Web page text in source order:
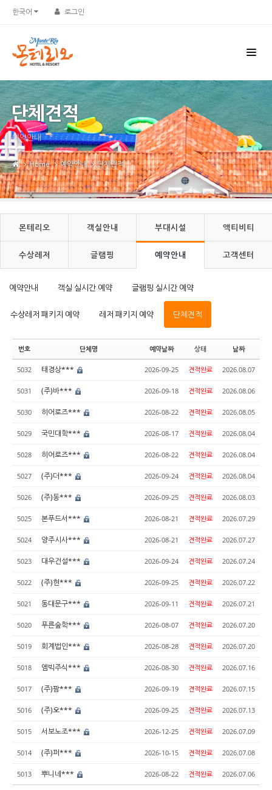
한국어 로그인
단체견적
예약안내
Home 예약안내 단체견적
몬테리오 객실안내 부대시설 액티비티
수상레저 글램핑 예약안내 고객센터
예약안내 객실 실시간 예약 글램핑 실시간 예약
수상레저 패키지 예약 레저 패키지 예약 단체견적
번호 단체명 예약날짜 상태 날짜
5032 태경상*** 2026-09-25 견적완료 2026.08.07
5031 (주)바*** 2026-09-18 견적완료 2026.08.06
5030 히어로즈*** 2026-08-22 견적완료 2026.08.05
5029 국민대학*** 2026-08-17 견적완료 2026.08.04
5028 히어로즈*** 2026-08-22 견적완료 2026.08.04
5027 (주)더*** 2026-09-24 견적완료 2026.08.04
5026 (주)동*** 2026-09-25 견적완료 2026.08.03
5025 본푸드서*** 2026-08-21 견적완료 2026.07.29
5024 양주시사*** 2026-08-21 견적완료 2026.07.27
5023 대우건설*** 2026-09-24 견적완료 2026.07.24
5022 (주)현*** 2026-09-25 견적완료 2026.07.22
5021 동대문구*** 2026-09-11 견적완료 2026.07.21
5020 푸른숲학*** 2026-08-07 견적완료 2026.07.20
5019 회계법인*** 2026-08-28 견적완료 2026.07.20
5018 엠빅주식*** 2026-08-30 견적완료 2026.07.16
5017 (주)팜*** 2026-09-19 견적완료 2026.07.15
5016 (주)오*** 2026-09-25 견적완료 2026.07.13
5015 서보노조*** 2026-12-25 견적완료 2026.07.09
5014 (주)퍼*** 2026-10-15 견적완료 2026.07.08
5013 뿌니네*** 2026-08-22 견적완료 2026.07.06
Sketchbook5, 스케치북5